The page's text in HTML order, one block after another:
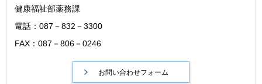
健康福祉部薬務課
電話：087－832－3300
FAX：087－806－0246